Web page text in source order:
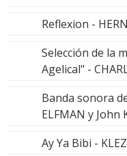
Reflexion -
Selección de la
Agelical" -
Banda sonora
ELFMAN y John
Ay Ya Bibi -